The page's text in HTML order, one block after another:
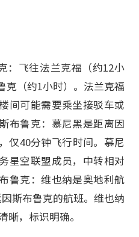
：飞往法兰克福（约12小
克（约1小时）。法兰克福
间可能需要乘坐接驳车或
布鲁克：慕尼黑是距离因
仅40分钟飞行时间。慕尼
星空联盟成员，中转相对
鲁克：维也纳是奥地利航
斯布鲁克的航班。维也纳
晰，标识明确。